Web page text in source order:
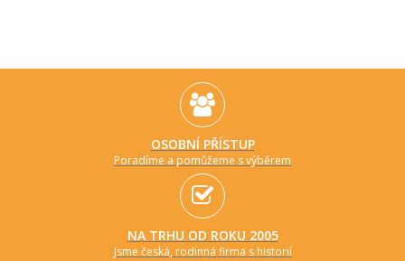
OSOBNÍ PŘÍSTUP
Poradíme a pomůžeme s výběrem
NA TRHU OD ROKU 2005
Jsme česká, rodinná firma s historií